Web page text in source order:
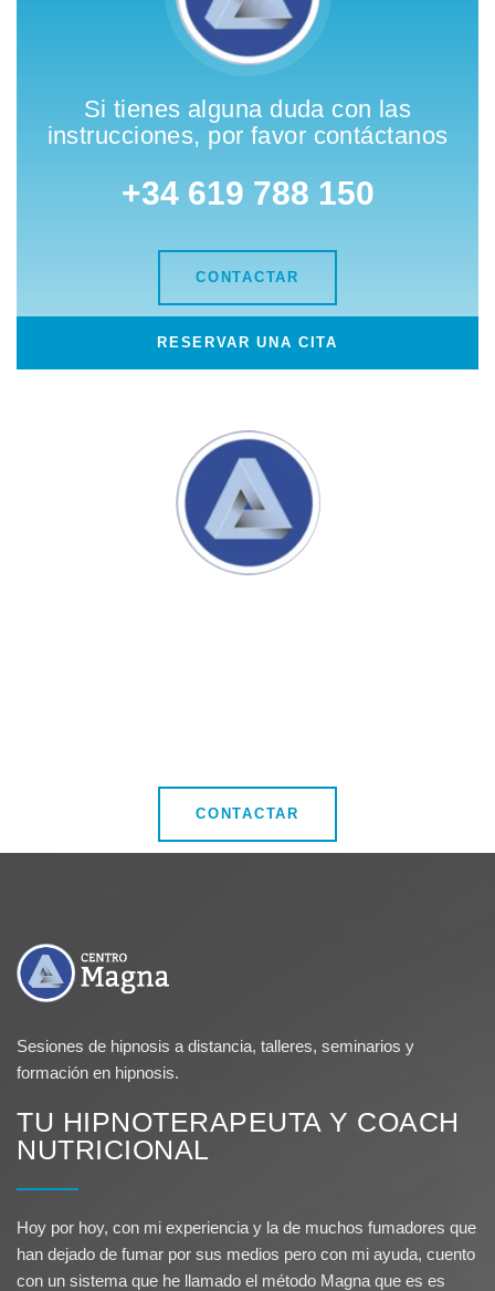
Si tienes alguna duda con las
instrucciones, por favor contáctanos
+34 619 788 150
CONTACTAR
RESERVAR UNA CITA
CONTACTAR
Sesiones de hipnosis a distancia, talleres, seminarios y
formación en hipnosis.
TU HIPNOTERAPEUTA Y COACH
NUTRICIONAL
Hoy por hoy, con mi experiencia y la de muchos fumadores que
han dejado de fumar por sus medios pero con mi ayuda, cuento
con un sistema que he llamado el método Magna que es es